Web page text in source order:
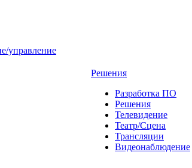
управление
Решения
Разработка ПО
Решения
Телевидение
Театр/Сцена
Трансляции
Видеонаблюдение